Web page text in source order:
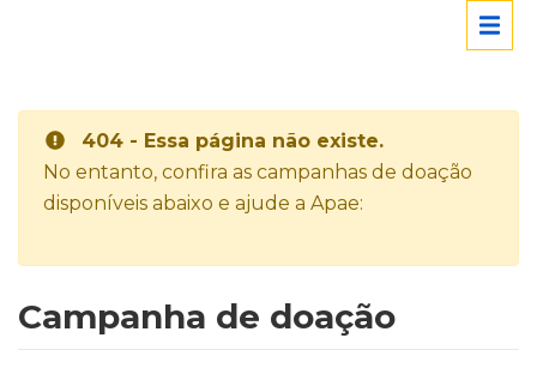
404 - Essa página não existe.
No entanto, confira as campanhas de doação
disponíveis abaixo e ajude a Apae:
Campanha de doação